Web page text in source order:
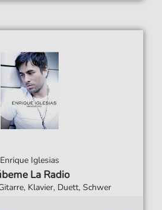
Enrique Iglesias
La Radio
Klavier, Duett, Schwer